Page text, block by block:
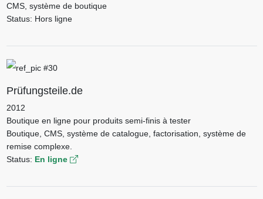
CMS, système de boutique
Status: Hors ligne
Prüfungsteile.de
2012
Boutique en ligne pour produits semi-finis à tester
Boutique, CMS, système de catalogue, factorisation, système de
remise complexe.
Status: En ligne